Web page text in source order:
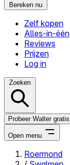
Bereken nu
Zelf kopen
Alles-in-één
Reviews
Prijzen
Log in
Zoeken
Probeer Walter gratis
Open menu
Roermond